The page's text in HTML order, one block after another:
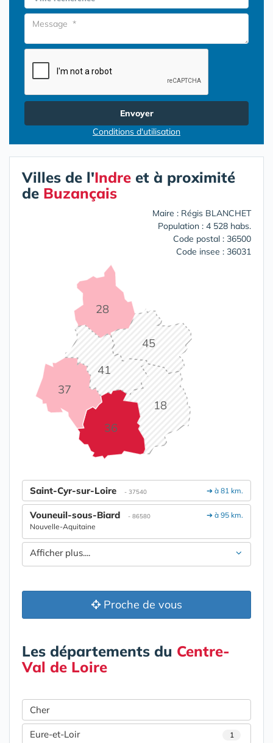
Envoyer
Conditions d'utilisation
Villes de l'Indre et à proximité
de Buzançais
Maire : Régis BLANCHET
Population : 4 528 habs.
Code postal : 36500
Code insee : 36031
18
28
36
37
41
45
➔ à 81 km.
Saint-Cyr-sur-Loire - 37540
➔ à 95 km.
Vouneuil-sous-Biard - 86580
Nouvelle-Aquitaine
Afficher plus....
Proche de vous
Les départements du Centre-
Val de Loire
Cher
Eure-et-Loir 1